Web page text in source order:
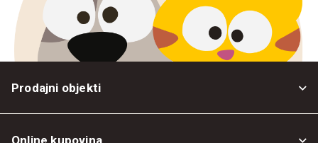
Prodajni objekti